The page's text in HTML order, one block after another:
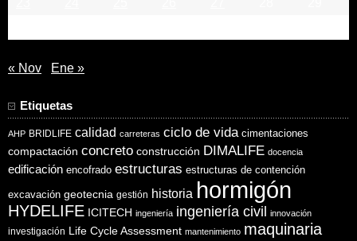
« Nov Ene »
Etiquetas
AHP BRIDLIFE calidad carreteras ciclo de vida cimentaciones
compactación concreto construcción DIMALIFE docencia
edificación encofrado estructuras estructuras de contención
excavación geotecnia gestión historia hormigón
HYDELIFE ICITECH ingeniería ingeniería civil innovación
investigación Life Cycle Assessment mantenimiento maquinaria